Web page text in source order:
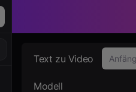
Text zu Video
Modell